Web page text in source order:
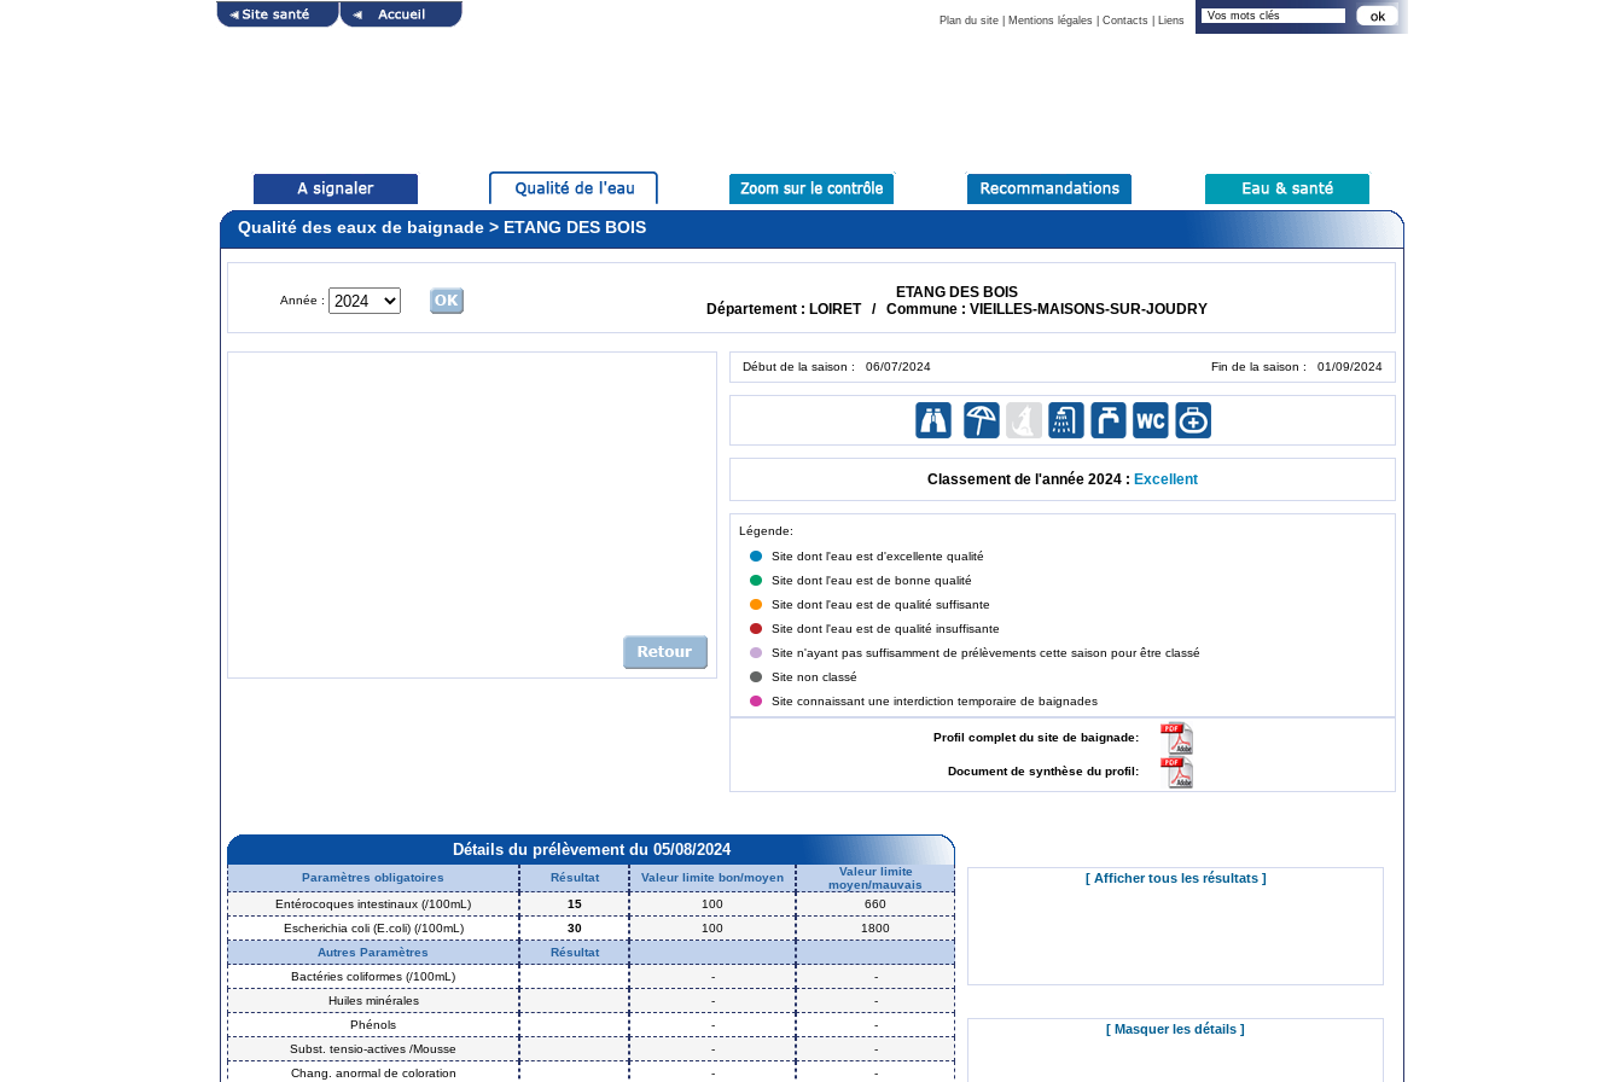
Plan du site| Mentions légales| Contacts| Liens
Qualité des eaux de baignade > ETANG DES BOIS
Année :
ETANG DES BOIS
Département : LOIRET / Commune : VIEILLES-MAISONS-SUR-JOUDRY
Début de la saison : 06/07/2024 Fin de la saison : 01/09/2024
Classement de l'année 2024 : Excellent
Légende:
Site dont l'eau est d'excellente qualité
Site dont l'eau est de bonne qualité
Site dont l'eau est de qualité suffisante
Site dont l'eau est de qualité insuffisante
Site n'ayant pas suffisamment de prélèvements cette saison pour être classé
Site non classé
Site connaissant une interdiction temporaire de baignades
Profil complet du site de baignade:
Document de synthèse du profil:
Détails du prélèvement du 05/08/2024
Paramètres obligatoires Résultat Valeur limite bon/moyen
Valeur limite
moyen/mauvais
Entérocoques intestinaux (/100mL)
15 100
660
Escherichia coli (E.coli) (/100mL)
30 100
1800
Autres Paramètres
Résultat
Bactéries coliformes (/100mL)
-
-
Huiles minérales
-
-
Phénols
-
-
Subst. tensio-actives /Mousse
-
-
Chang. anormal de coloration
- -
[ Afficher tous les résultats ]
[ Masquer les détails ]